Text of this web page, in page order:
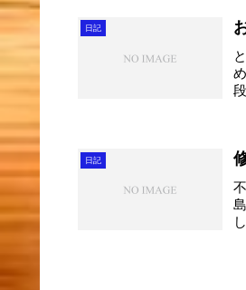
日記
日記